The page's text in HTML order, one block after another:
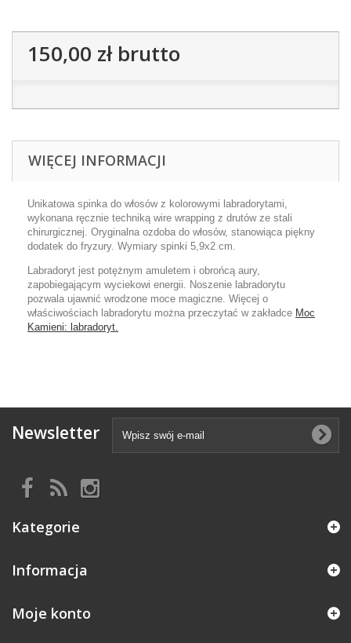
150,00 złbrutto
WIĘCEJ INFORMACJI
Unikatowa spinka do włosów z kolorowymi labradorytami,
wykonana ręcznie techniką wire wrapping z drutów ze stali
chirurgicznej. Oryginalna ozdoba do włosów, stanowiąca piękny
dodatek do fryzury. Wymiary spinki 5,9x2 cm.
Labradoryt jest potężnym amuletem i obrońcą aury,
zapobiegającym wyciekowi energii. Noszenie labradorytu
pozwala ujawnić wrodzone moce magiczne. Więcej o
właściwościach labradorytu można przeczytać w zakładce Moc
Kamieni: labradoryt.
Newsletter
Kategorie
Informacja
Moje konto